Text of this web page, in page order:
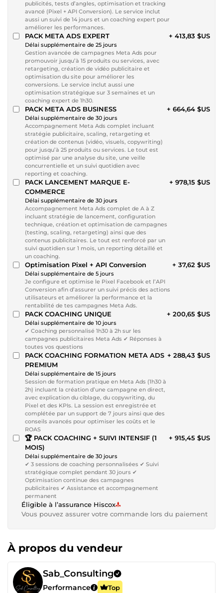
publicités, tests d’angles, optimisation et tracking
avancé (Pixel + API Conversion). Le service inclut
aussi un suivi de 14 jours et un coaching expert pour
améliorer les performances.
PACK META ADS EXPERT
Délai supplémentaire de 25 jours
Gestion avancée de campagnes Meta Ads pour
promouvoir jusqu’à 15 produits ou services, avec
retargeting, création de vidéo publicitaire et
optimisation du site pour améliorer les
conversions. Le service inclut aussi une
optimisation stratégique sur 3 semaines et un
coaching expert de 1h30.
+ 413,83 $US
PACK META ADS BUSINESS
Délai supplémentaire de 30 jours
Accompagnement Meta Ads complet incluant
stratégie publicitaire, scaling, retargeting et
création de contenus (vidéo, visuels, copywriting)
pour jusqu’à 25 produits ou services. Le tout est
optimisé par une analyse du site, une veille
concurrentielle et un suivi quotidien avec
reporting et coaching.
+ 664,64 $US
PACK LANCEMENT MARQUE E-
COMMERCE
Délai supplémentaire de 30 jours
Accompagnement Meta Ads complet de A à Z
incluant stratégie de lancement, configuration
technique, création et optimisation de campagnes
(testing, scaling, retargeting) ainsi que des
contenus publicitaires. Le tout est renforcé par un
suivi quotidien sur 1 mois, un reporting détaillé et
un coaching.
+ 978,15 $US
Optimisation Pixel + API Conversion
Délai supplémentaire de 5 jours
Je configure et optimise le Pixel Facebook et l’API
Conversion afin d’assurer un suivi précis des actions
utilisateurs et améliorer la performance et la
rentabilité de tes campagnes Meta Ads.
+ 37,62 $US
PACK COACHING UNIQUE
Délai supplémentaire de 10 jours
✔ Coaching personnalisé 1h30 à 2h sur les
campagnes publicitaires Meta Ads ✔ Réponses à
toutes vos questions
+ 200,65 $US
PACK COACHING FORMATION META ADS
PREMIUM
Délai supplémentaire de 15 jours
Session de formation pratique en Meta Ads (1h30 à
2h) incluant la création d’une campagne en direct,
avec explication du ciblage, du copywriting, du
Pixel et des KPIs. La session est enregistrée et
complétée par un support de 7 jours ainsi que des
conseils avancés pour optimiser les coûts et le
ROAS
+ 288,43 $US
🏆 PACK COACHING + SUIVI INTENSIF (1
MOIS)
Délai supplémentaire de 30 jours
✔ 3 sessions de coaching personnalisées ✔ Suivi
stratégique complet pendant 30 jours ✔
Optimisation continue des campagnes
publicitaires ✔ Assistance et accompagnement
permanent
+ 915,45 $US
Éligible à l’assurance Hiscox
Vous pouvez assurer votre commande lors du paiement
À propos du vendeur
Sab_Consulting
Performance Top